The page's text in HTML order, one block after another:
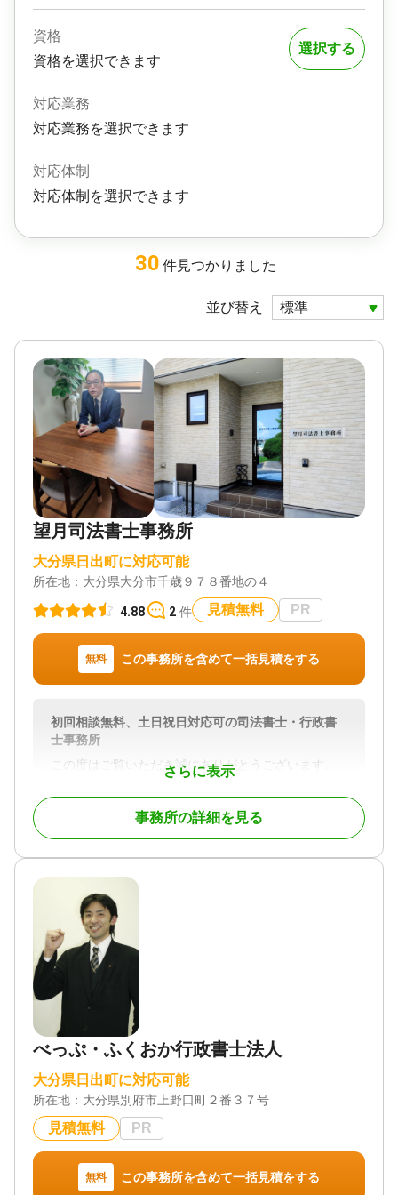
資格
資格を選択できます
対応業務
対応業務を選択できます
対応体制
対応体制を選択できます
選択する
30 件見つかりました
並び替え
望月司法書士事務所
大分県日出町に対応可能
所在地： 大分県大分市千歳９７８番地の４
4.88 2 件 見積無料 PR
無料 この事務所を含めて一括見積をする
さらに表示
初回相談無料、土日祝日対応可の司法書士・行政書
士事務所
この度はご覧いただき誠にありがとうございます。
大分市にあります望月司法書士事務所と申します。
初回のご相談は無料となっておりますので、お気軽
にお問い合わせください。
お客様一人ひとりのニーズに細やかに対応し、分
かりやすい言葉で丁寧な説明を心がけています。お
客様の立場に立って、最善の解決策を提案すること
で、安心と信頼を提供いたします。
また、最新の法律改正にも常に対応し、変わりゆ
供しています。法律の専門家として、常に学び続け
る姿勢で、お客様の財産と家族の未来を全力でサポ
ートいたします。
1 専門家（国家資格者）による相談
経験豊富な専門家（国家資格者）が専任担当とし
て、業務完了まで丁寧にサポートいたします。無資
格者での相談対応は行っておりません。
2 相続・遺言・以外のご相談も可能です。
事務所の詳細を見る
べっぷ・ふくおか行政書士法人
大分県日出町に対応可能
所在地： 大分県別府市上野口町２番３７号
見積無料 PR
無料 この事務所を含めて一括見積をする